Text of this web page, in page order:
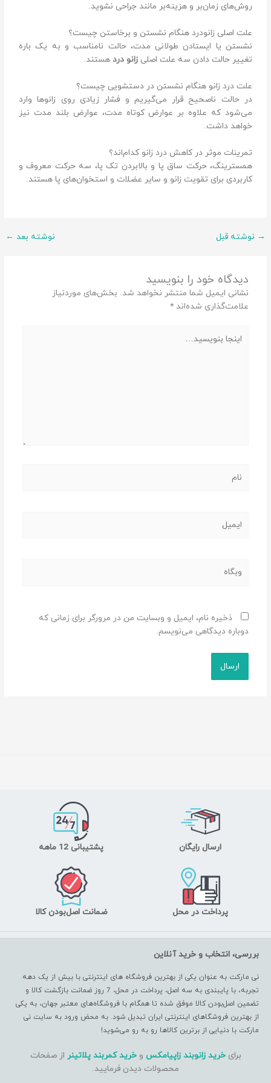
روش‌های زمان‌بر و هزینه‌بر مانند جراحی نشوید.
علت اصلی زانو‌درد هنگام نشستن و برخاستن چیست؟
نشستن یا ایستادن طولانی مدت، حالت نامناسب و به یک باره
تغییر حالت دادن سه علت اصلیزانو درد هستند.
علت درد زانو هنگام نشستن در دستشویی چیست؟
در حالت ناصحیح قرار می‌گیریم و فشار زیادی روی زانو‌ها وارد
می‌شود که علاوه بر عوارض کوتاه مدت، عوارض بلند ‌مدت نیز
خواهد داشت.
تمرینات موثر در کاهش درد زانو کدام‌اند؟
همسترینگ، حرکت ساق پا و بالا‌بردن تک پا، سه حرکت معروف و
کاربردی برای تقویت زانو و سایر عضلات و استخوان‌های پا هستند.
→ نوشته قبل نوشته بعد ←
دیدگاه‌ خود را بنویسید
نشانی ایمیل شما منتشر نخواهد شد. بخش‌های موردنیاز
علامت‌گذاری شده‌اند *
بنویسید…
وبگاه
ذخیره نام، ایمیل و وبسایت من در مرورگر برای زمانی که
دوباره دیدگاهی می‌نویسم.
ارسال رایگان پشتیبانی 12 ماهه
پرداخت در محل ضمانت اصل‌بودن کالا
بررسی، انتخاب و خرید آنلاین
نی مارکت به عنوان یکی از بهترین فروشگاه های اینترنتی با بیش از یک دهه
تجربه، با پایبندی به سه اصل، پرداخت در محل، 7 روز ضمانت بازگشت کالا و
تضمین اصل‌بودن کالا موفق شده تا همگام با فروشگاه‌های معتبر جهان، به یکی
از بهترین فروشگاهای اینترنتی ایران تبدیل شود. به محض ورود به سایت نی
مارکت با دنیایی از برترین کالاها رو به رو می‌شوید!
برایخرید زانوبند زاپیامکس وخرید کمربند پلاتینر از صفحات
محصولات دیدن فرمایید.